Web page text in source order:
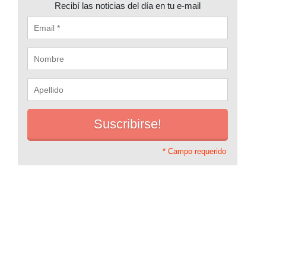
Recibí las noticias del día en tu e-mail
* Campo requerido